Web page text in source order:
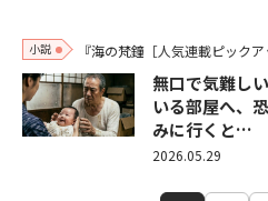
小説 『海の梵鐘［人気連載ピックア
無口で気難し
いる部屋へ、
みに行くと…
2026.05.29